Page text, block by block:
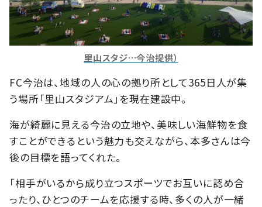
里山スタジ…今治提供）
FC今治は、地域の人の心の拠り所として365日人が集
う場所「里山スタジアム」を現在建設中。
海が綺麗に見える今治の立地や、美味しい海鮮物を食
すことができるという魅力も交えながら、本多さんは今
後の目標を語ってくれた。
「相手がいるから成り立つスポーツでお互いに認め合
ったり、ひとつのチームを応援する時、多くの人が一緒